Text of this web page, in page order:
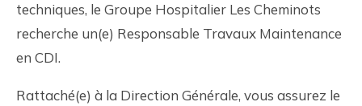
techniques, le Groupe Hospitalier Les Cheminots
recherche un(e) Responsable Travaux Maintenance
en CDI.
Rattaché(e) à la Direction Générale, vous assurez le